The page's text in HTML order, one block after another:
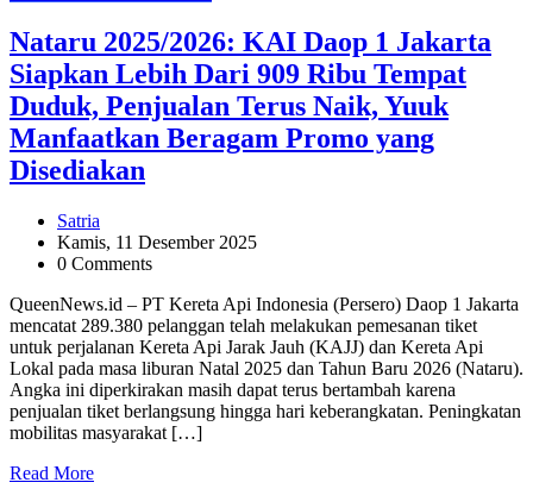
Nataru 2025/2026: KAI Daop 1 Jakarta
Siapkan Lebih Dari 909 Ribu Tempat
Duduk, Penjualan Terus Naik, Yuuk
Manfaatkan Beragam Promo yang
Disediakan
Satria
Kamis, 11 Desember 2025
0 Comments
QueenNews.id – PT Kereta Api Indonesia (Persero) Daop 1 Jakarta
mencatat 289.380 pelanggan telah melakukan pemesanan tiket
untuk perjalanan Kereta Api Jarak Jauh (KAJJ) dan Kereta Api
Lokal pada masa liburan Natal 2025 dan Tahun Baru 2026 (Nataru).
Angka ini diperkirakan masih dapat terus bertambah karena
penjualan tiket berlangsung hingga hari keberangkatan. Peningkatan
mobilitas masyarakat […]
Read More